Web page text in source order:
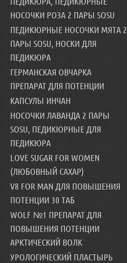
НОСОЧКИ РОЗА 2 ПАРЫ SOSU
ПЕДИКЮРНЫЕ НОСОЧКИ МЯТА 2
ПАРЫ SOSU, НОСКИ ДЛЯ
ПЕДИКЮРА
ГЕРМАНСКАЯ ОВЧАРКА
ПРЕПАРАТ ДЛЯ ПОТЕНЦИИ
КАПСУЛЫ ИНЧАН
НОСОЧКИ ЛАВАНДА 2 ПАРЫ
SOSU, ПЕДИКЮРНЫЕ ДЛЯ
ПЕДИКЮРА
LOVE SUGAR FOR WOMEN
(ЛЮБОВНЫЙ САХАР)
V8 FOR MAN ДЛЯ ПОВЫШЕНИЯ
ПОТЕНЦИИ 30 ТАБ
WOLF №1 ПРЕПАРАТ ДЛЯ
ПОВЫШЕНИЯ ПОТЕНЦИИ
АРКТИЧЕСКИЙ ВОЛК
УРОЛОГИЧЕСКИЙ ПЛАСТЫРЬ